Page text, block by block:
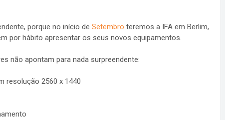
porque no início de Setembro teremos a IFA em Berlim,
por hábito apresentar os seus novos equipamentos.
não apontam para nada surpreendente:
resolução 2560 x 1440